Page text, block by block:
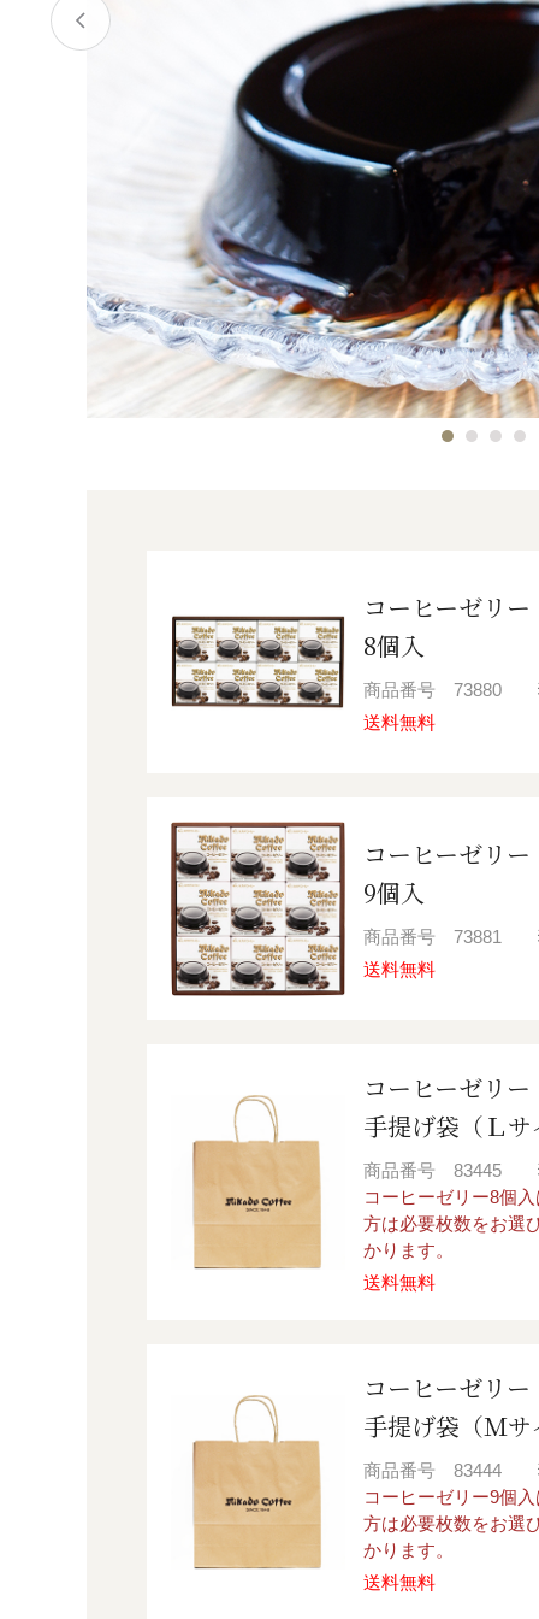
コーヒーゼリー
8個入
商品番号 73880
送料無料
コーヒーゼリー
9個入
商品番号 73881
送料無料
コーヒーゼリー
手提げ袋（Ｌサ
商品番号 83445
コーヒーゼリー8個
方は必要枚数をお選
かります。
送料無料
コーヒーゼリー
手提げ袋（Ｍサ
商品番号 83444
コーヒーゼリー9個
方は必要枚数をお選
かります。
送料無料